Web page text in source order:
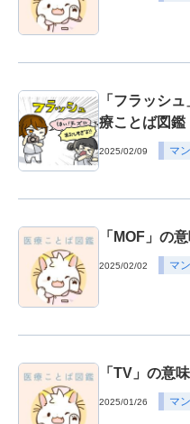
「フラッシ
療ことば図鑑
2025/02/09 マ
「MOF」の
2025/02/02 マ
「TV」の意
2025/01/26 マ